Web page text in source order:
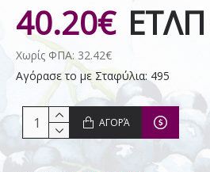
ΕΤΛΠ
40.20€
Χωρίς ΦΠΑ: 32.42€
Αγόρασε το με Σταφύλια: 495
ΑΓΟΡΆ